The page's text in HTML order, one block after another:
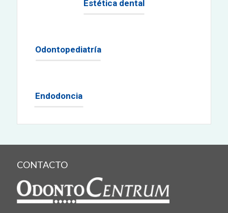
Estética dental
Odontopediatría
Endodoncia
CONTACTO